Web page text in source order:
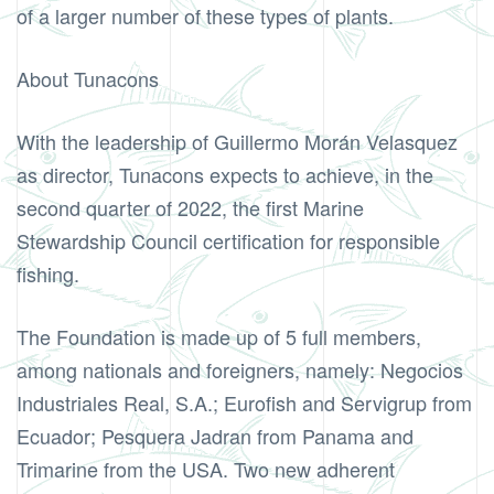
of a larger number of these types of plants.
About Tunacons
With the leadership of Guillermo Morán Velasquez
as director, Tunacons expects to achieve, in the
second quarter of 2022, the first Marine
Stewardship Council certification for responsible
fishing.
The Foundation is made up of 5 full members,
among nationals and foreigners, namely: Negocios
Industriales Real, S.A.; Eurofish and Servigrup from
Ecuador; Pesquera Jadran from Panama and
Trimarine from the USA. Two new adherent